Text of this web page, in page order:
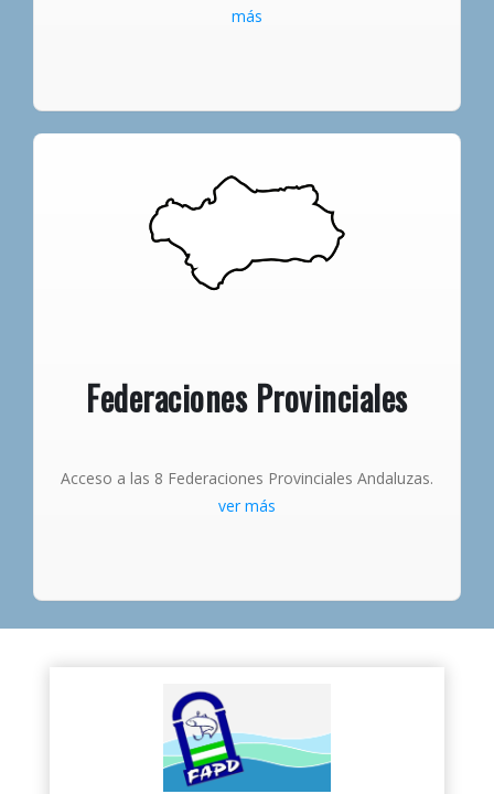
más
Federaciones Provinciales
Acceso a las 8 Federaciones Provinciales Andaluzas.
ver más